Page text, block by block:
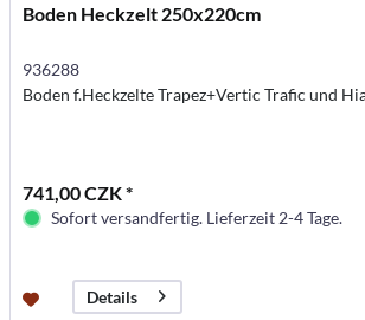
Boden Heckzelt 250x220cm
936288
Boden f.Heckzelte Trapez+Vertic Trafic und
741,00 CZK *
Sofort versandfertig. Lieferzeit 2-4 Tage.
Details